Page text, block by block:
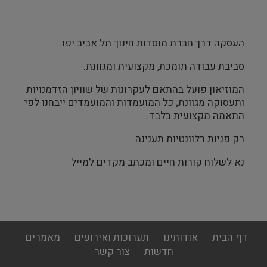
העסקה דרך חברת מוסדות חינוך תל אביב יפו.
סביבת עבודה תומכת, מקצועית ומגוונת.
המוזיאון פועל בהתאם לעקרונות של שוויון הזדמנויות
ותעסוקה מגוונת; כל המועמדות והמועמדים ייבחנו לפי
התאמה מקצועית בלבד.
רק פניות רלוונטיות תענינה
נא לשלוח קורות חיים ומכתב מקדים למייל
footer
menu
דף הבית אודותינו תערוכות ואירועים
מאמרים
חדשות
צור קשר